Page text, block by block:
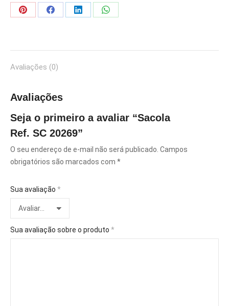
Share
Share
Share
Share
Avaliações (0)
Avaliações
Seja o primeiro a avaliar “Sacola
Ref. SC 20269”
O seu endereço de e-mail não será publicado. Campos
obrigatórios são marcados com *
Sua avaliação *
Sua avaliação sobre o produto *